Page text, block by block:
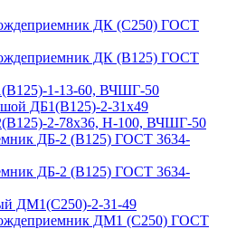
ДК (С250) ГОСТ
ДК (В125) ГОСТ
1-13-60, ВЧШГ-50
ДБ1(В125)-2-31х49
2-78х36, Н-100, ВЧШГ-50
ДБ-2 (B125) ГОСТ 3634-
ДБ-2 (B125) ГОСТ 3634-
ДМ1(С250)-2-31-49
ДМ1 (С250) ГОСТ